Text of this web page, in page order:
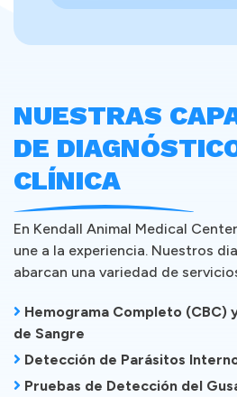
NUESTRAS
DE
CLÍNICA
En Kendall Animal Medical
une a la experiencia. Nuestros
abarcan una variedad de
Hemograma Completo (CBC)
de Sangre
Detección de Parásitos
Pruebas de Detección del